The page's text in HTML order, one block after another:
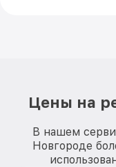
Цены на
В нашем
Новгороде